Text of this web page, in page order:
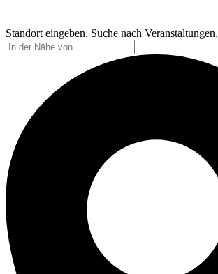
Standort eingeben. Suche nach Veranstaltungen.